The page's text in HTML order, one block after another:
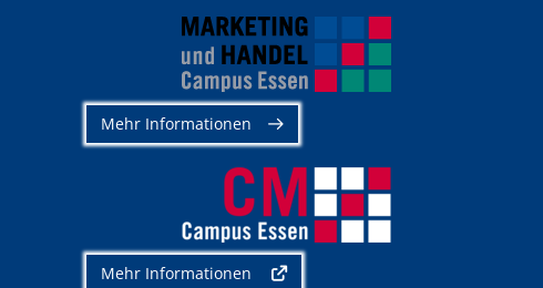
Mehr Informationen
Mehr Informationen